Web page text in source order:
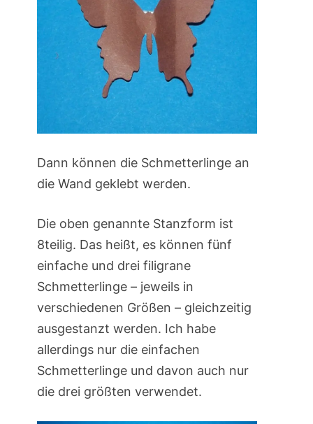
Dann können die Schmetterlinge an
die Wand geklebt werden.
Die oben genannte Stanzform ist
8teilig. Das heißt, es können fünf
einfache und drei filigrane
Schmetterlinge – jeweils in
verschiedenen Größen – gleichzeitig
ausgestanzt werden. Ich habe
allerdings nur die einfachen
Schmetterlinge und davon auch nur
die drei größten verwendet.